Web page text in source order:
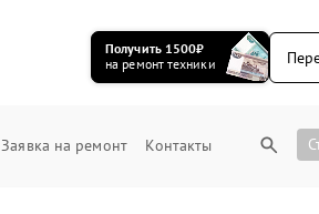
Получить 1500₽
на ремонт техники
Заявка на ремонт Контакты